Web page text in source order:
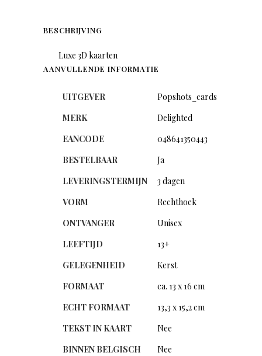
BESCHRIJVING
Luxe 3D kaarten
AANVULLENDE INFORMATIE
UITGEVER
Popshots_cards
MERK
Delighted
EANCODE
048641350443
BESTELBAAR
Ja
LEVERINGSTERMIJN
3 dagen
VORM
Rechthoek
ONTVANGER
Unisex
LEEFTIJD
13+
GELEGENHEID
Kerst
FORMAAT
ca. 13 x 16 cm
ECHT FORMAAT
13,3 x 15,2 cm
TEKST IN KAART
Nee
BINNEN BELGISCH
Nee